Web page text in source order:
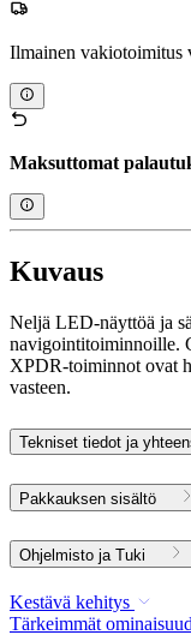
Ilmainen vakiotoimitus
Maksuttomat
Kuvaus
Neljä LED-näyttöä ja
navigointitoiminnoille.
XPDR-toiminnot ovat
vasteen.
Tekniset tiedot ja
Pakkauksen sisältö
Ohjelmisto ja Tuki
Kestävä kehitys
Tärkeimmät